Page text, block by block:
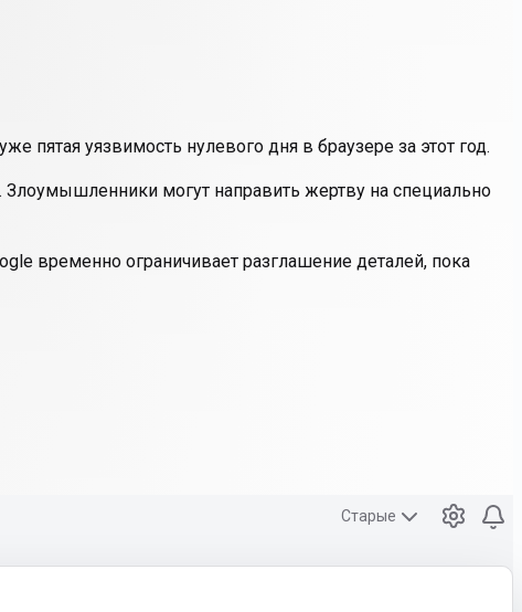
пятая уязвимость нулевого дня в браузере за этот год.
могут направить жертву на специально
временно ограничивает разглашение деталей, пока
Старые